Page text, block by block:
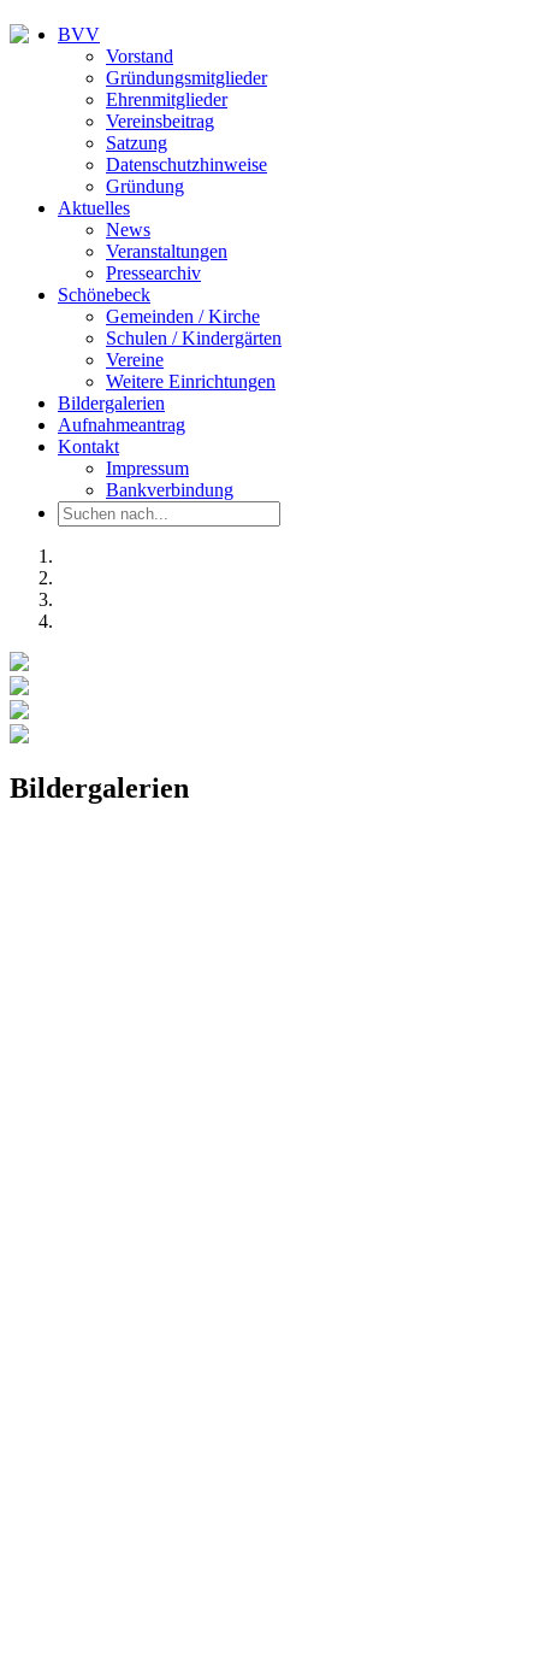
BVV
Vorstand
Gründungsmitglieder
Ehrenmitglieder
Vereinsbeitrag
Satzung
Datenschutzhinweise
Gründung
Aktuelles
News
Veranstaltungen
Pressearchiv
Schönebeck
Gemeinden / Kirche
Schulen / Kindergärten
Vereine
Weitere Einrichtungen
Bildergalerien
Aufnahmeantrag
Kontakt
Impressum
Bankverbindung
Bildergalerien